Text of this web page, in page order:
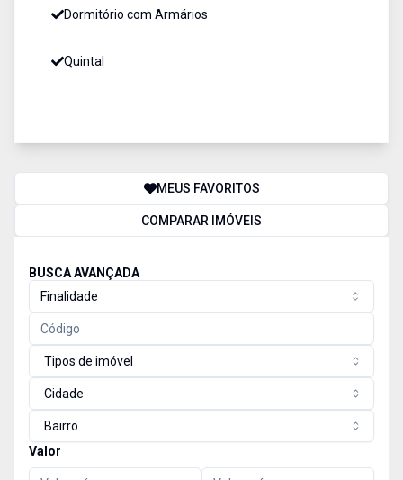
Dormitório com Armários
Quintal
MEUS FAVORITOS
COMPARAR IMÓVEIS
BUSCA AVANÇADA
Finalidade
Tipos de imóvel
Cidade
Bairro
Valor